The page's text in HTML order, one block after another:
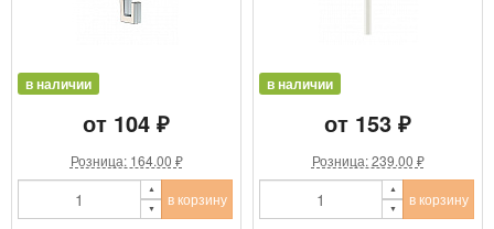
в наличии
от 104 ₽
Розница: 164.00 ₽
в корзину
в наличии
от 153 ₽
Розница: 239.00 ₽
в корзину